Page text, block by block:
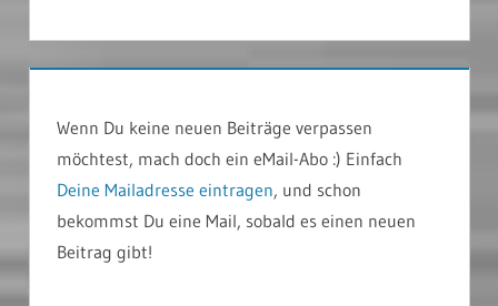
Wenn Du keine neuen Beiträge verpassen
möchtest, mach doch ein eMail-Abo :) Einfach
Deine Mailadresse eintragen, und schon
bekommst Du eine Mail, sobald es einen neuen
Beitrag gibt!